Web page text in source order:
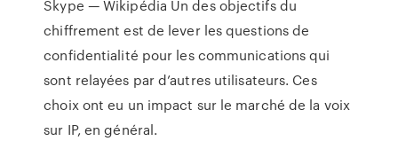
Skype — Wikipédia Un des objectifs du
chiffrement est de lever les questions de
confidentialité pour les communications qui
sont relayées par d’autres utilisateurs. Ces
choix ont eu un impact sur le marché de la voix
sur IP, en général.